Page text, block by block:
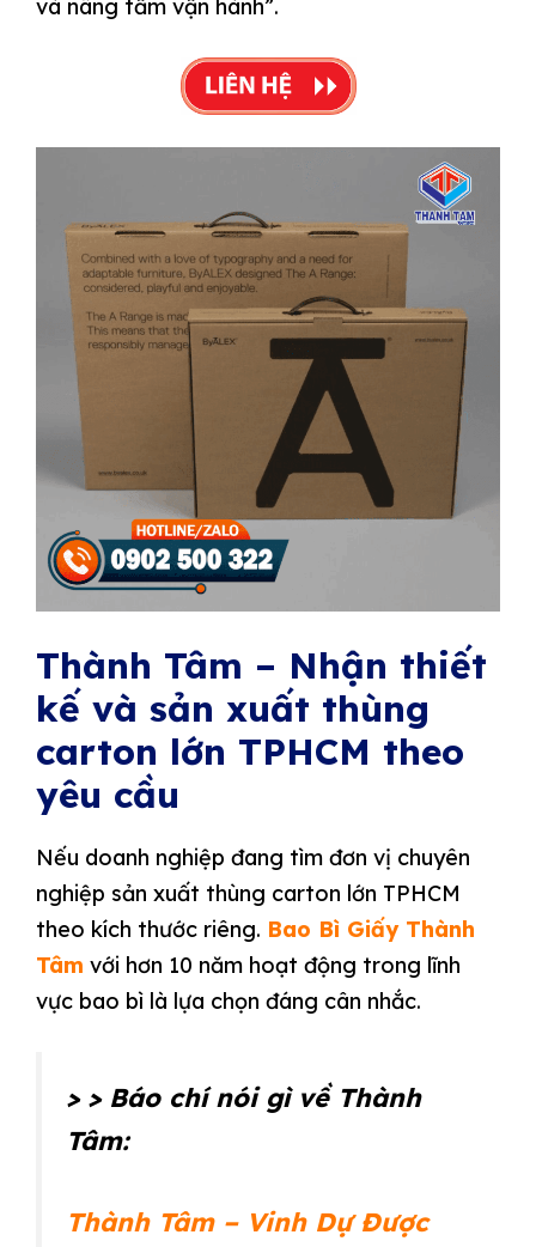
và nâng tầm vận hành”.
Thành Tâm – Nhận thiết
kế và sản xuất thùng
carton lớn TPHCM theo
yêu cầu
Nếu doanh nghiệp đang tìm đơn vị chuyên
nghiệp sản xuất thùng carton lớn TPHCM
theo kích thước riêng. Bao Bì Giấy Thành
Tâm với hơn 10 năm hoạt động trong lĩnh
vực bao bì là lựa chọn đáng cân nhắc.
> > Báo chí nói gì về Thành
Tâm:
Thành Tâm – Vinh Dự Được